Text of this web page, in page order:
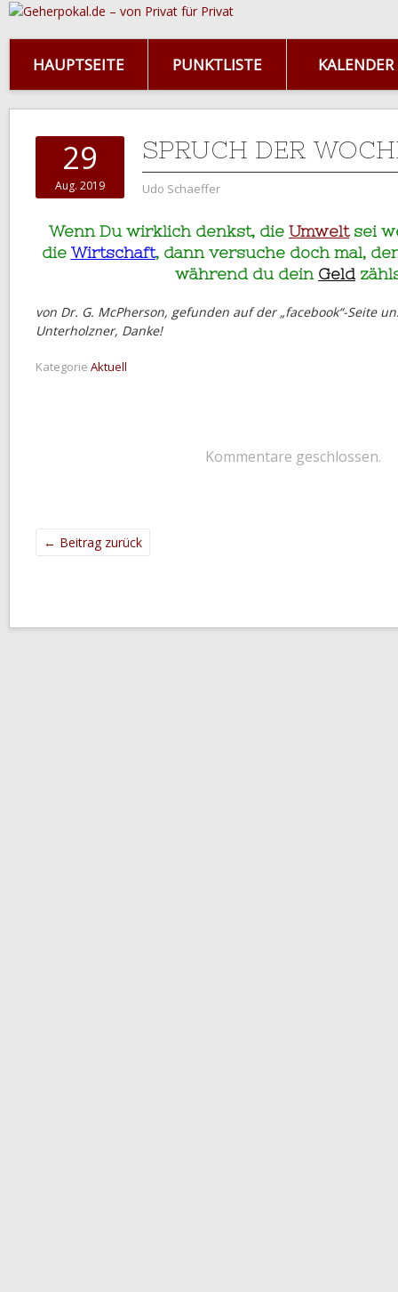
HAUPTSEITE PUNKTLISTE KALENDER
29
Aug. 2019
SPRUCH DER
Udo Schaeffer
Wenn Du wirklich denkst, die Umweltsei
die Wirtschaft, dann versuche doch mal,
während du dein Geld
von Dr. G. McPherson, gefunden auf der „facebook“-Seite
Unterholzner, Danke!
Kategorie Aktuell
Kommentare geschlossen.
← Beitrag zurück